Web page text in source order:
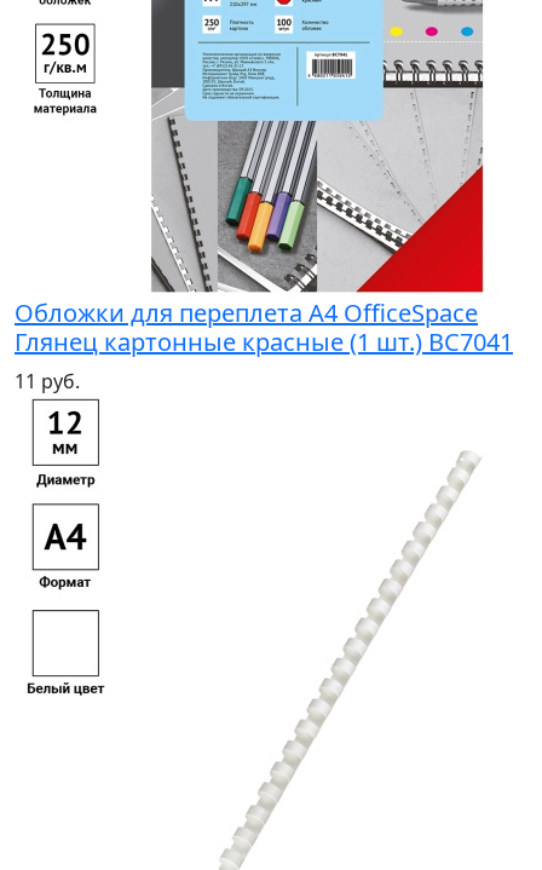
Обложки для переплета А4 OfficeSpace
Глянец картонные красные (1 шт.) BC7041
11 руб.